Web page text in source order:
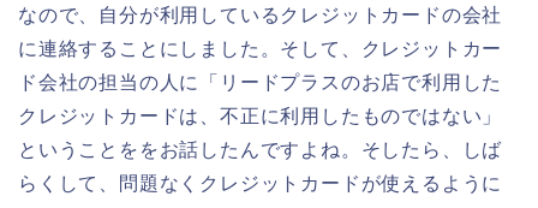
なので、自分が利用しているクレジットカードの会社
に連絡することにしました。そして、クレジットカー
ド会社の担当の人に「リードプラスのお店で利用した
クレジットカードは、不正に利用したものではない」
ということををお話したんですよね。そしたら、しば
らくして、問題なくクレジットカードが使えるように